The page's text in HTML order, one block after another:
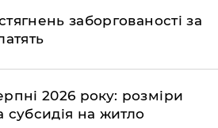
заборгованості за
2026 року: розміри
субсидія на житло